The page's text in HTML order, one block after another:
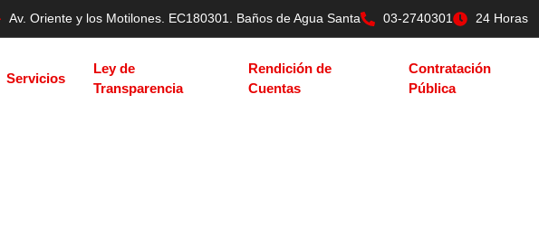
Av. Oriente y los Motilones. EC180301. Baños de Agua Santa 03-2740301 24 Horas
Servicios
Ley de
Transparencia
Rendición de
Cuentas
Contratación
Pública